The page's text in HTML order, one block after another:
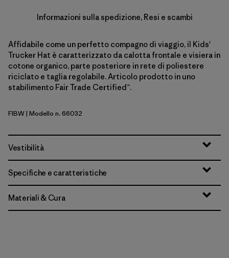
Informazioni sulla spedizione, Resi e scambi
Affidabile come un perfetto compagno di viaggio, il Kids'
Trucker Hat è caratterizzato da calotta frontale e visiera in
cotone organico, parte posteriore in rete di poliestere
riciclato e taglia regolabile. Articolo prodotto in uno
stabilimento Fair Trade Certified™.
Fitz Roy Bear: Birch White
FIBW| Modello n. 66032
Vestibilità
Specifiche e caratteristiche
Materiali & Cura